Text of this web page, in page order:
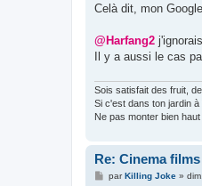
Celà dit, mon
@Harfang2
Il y a aussi le cas
Sois satisfait des fruit,
Si c'est dans ton jardin à
Ne pas monter bien
Re: Cinema
MparKilling Joke»